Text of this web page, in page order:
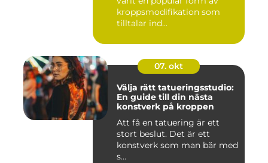
kroppsmodifikation som
tilltalar ind...
07. okt
Välja rätt tatueringsstudio:
En guide till din nästa
konstverk på kroppen
Att få en tatuering är ett
stort beslut. Det är ett
konstverk som man bär med
s...